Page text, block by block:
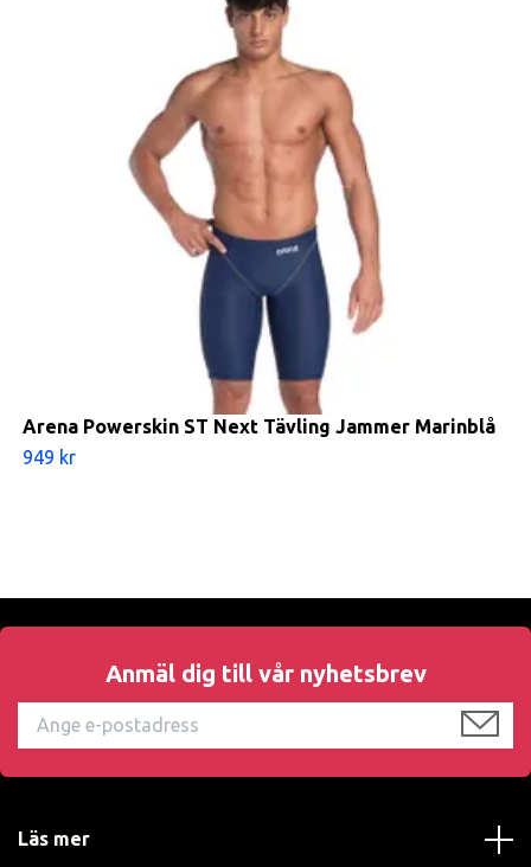
Arena Powerskin ST Next Tävling Jammer Marinblå
949 kr
Anmäl dig till vår nyhetsbrev
Läs mer